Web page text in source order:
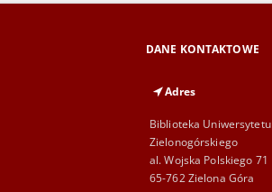
DANE KONTAKTOWE
Adres
Biblioteka Uniwersytetu
Zielonogórskiego
al. Wojska Polskiego 71
65-762 Zielona Góra